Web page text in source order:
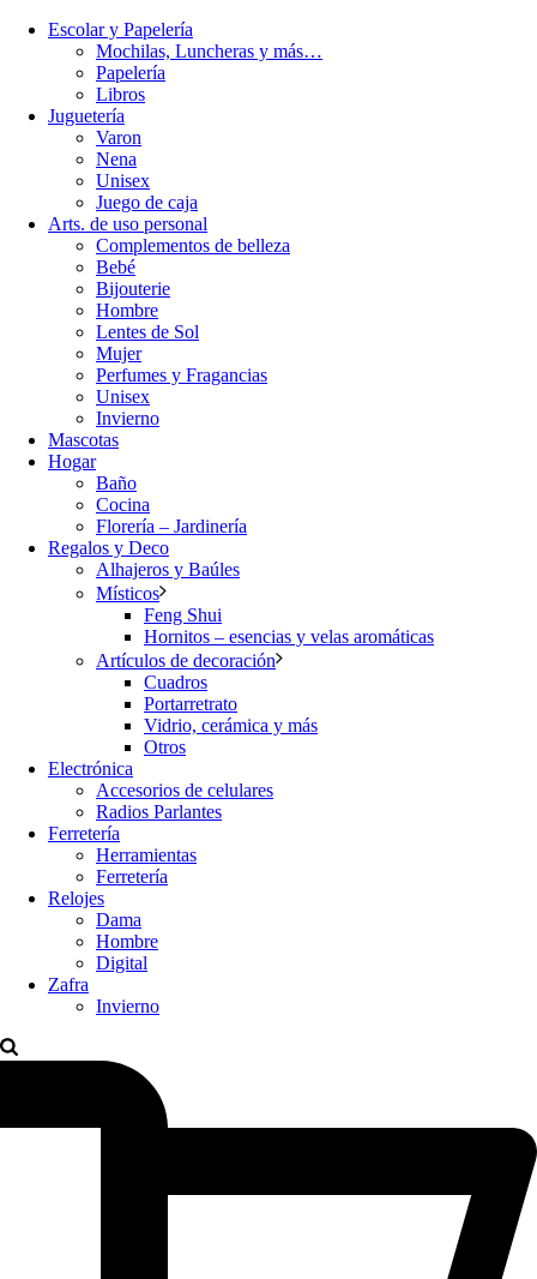
Escolar y Papelería
Mochilas, Luncheras y más…
Papelería
Libros
Juguetería
Varon
Nena
Unisex
Juego de caja
Arts. de uso personal
Complementos de belleza
Bebé
Bijouterie
Hombre
Lentes de Sol
Mujer
Perfumes y Fragancias
Unisex
Invierno
Mascotas
Hogar
Baño
Cocina
Florería – Jardinería
Regalos y Deco
Alhajeros y Baúles
Místicos
Feng Shui
Hornitos – esencias y velas aromáticas
Artículos de decoración
Cuadros
Portarretrato
Vidrio, cerámica y más
Otros
Electrónica
Accesorios de celulares
Radios Parlantes
Ferretería
Herramientas
Ferretería
Relojes
Dama
Hombre
Digital
Zafra
Invierno